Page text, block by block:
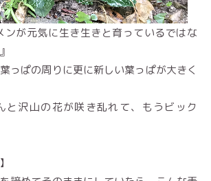
ンが元気に生き生きと育っているではな
っぱの周りに更に新しい葉っぱが大きく
と沢山の花が咲き乱れて、もうビック